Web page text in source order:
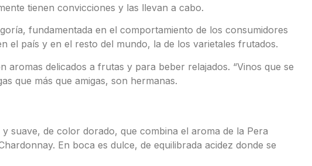
tienen convicciones y las llevan a cabo.
fundamentada en el comportamiento de los consumidores
el país y en el resto del mundo, la de los varietales frutados.
aromas delicados a frutas y para beber relajados. “Vinos que se
que más que amigas, son hermanas.
suave, de color dorado, que combina el aroma de la Pera
En boca es dulce, de equilibrada acidez donde se